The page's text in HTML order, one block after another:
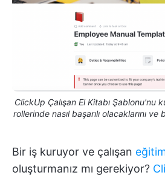
ClickUp Çalışan El Kitabı Şablonu'nu
rollerinde nasıl başarılı olacaklarını
Bir iş kuruyor ve çalışan
oluşturmanız mı gerekiyor?